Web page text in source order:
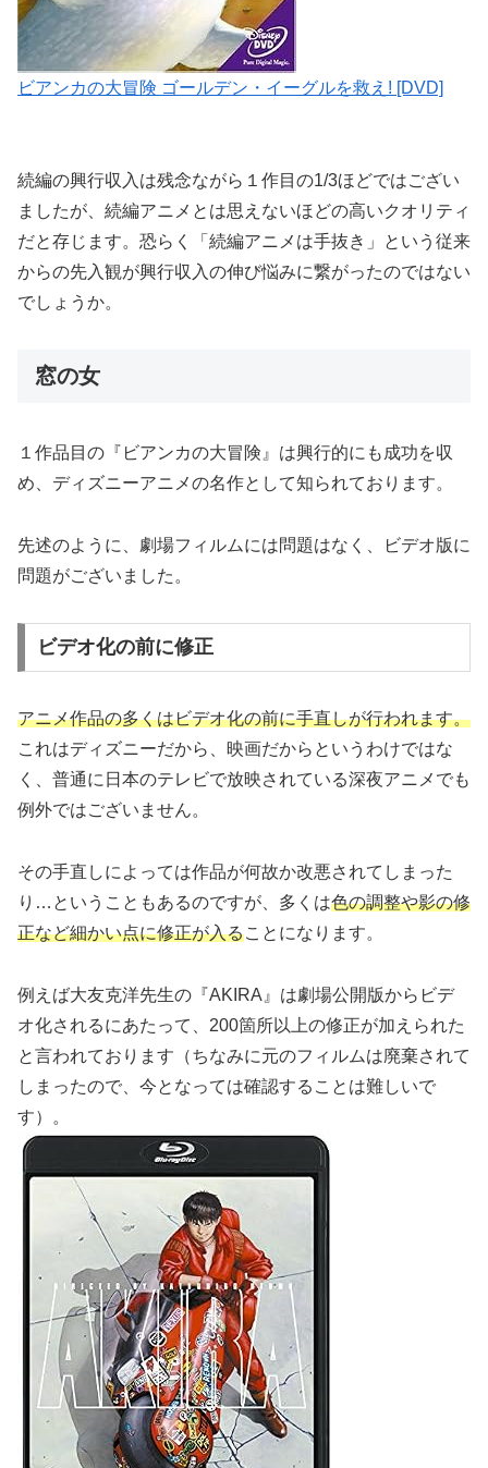
ビアンカの大冒険 ゴールデン・イーグルを救え! [DVD]
続編の興行収入は残念ながら１作目の1/3ほどではござい
ましたが、続編アニメとは思えないほどの高いクオリティ
だと存じます。恐らく「続編アニメは手抜き」という従来
からの先入観が興行収入の伸び悩みに繋がったのではない
でしょうか。
窓の女
１作品目の『ビアンカの大冒険』は興行的にも成功を収
め、ディズニーアニメの名作として知られております。
先述のように、劇場フィルムには問題はなく、ビデオ版に
問題がございました。
ビデオ化の前に修正
アニメ作品の多くはビデオ化の前に手直しが行われます。
これはディズニーだから、映画だからというわけではな
く、普通に日本のテレビで放映されている深夜アニメでも
例外ではございません。
その手直しによっては作品が何故か改悪されてしまった
り…ということもあるのですが、多くは色の調整や影の修
正など細かい点に修正が入ることになります。
例えば大友克洋先生の『AKIRA』は劇場公開版からビデ
オ化されるにあたって、200箇所以上の修正が加えられた
と言われております（ちなみに元のフィルムは廃棄されて
しまったので、今となっては確認することは難しいで
す）。